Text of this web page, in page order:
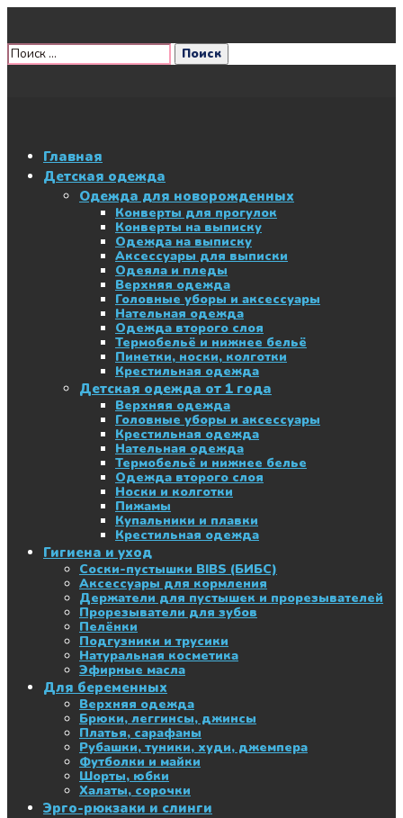
Главная
Детская одежда
Одежда для новорожденных
Конверты для прогулок
Конверты на выписку
Одежда на выписку
Аксессуары для выписки
Одеяла и пледы
Верхняя одежда
Головные уборы и аксессуары
Нательная одежда
Одежда второго слоя
Термобельё и нижнее бельё
Пинетки, носки, колготки
Крестильная одежда
Детская одежда от 1 года
Верхняя одежда
Головные уборы и аксессуары
Крестильная одежда
Нательная одежда
Термобельё и нижнее белье
Одежда второго слоя
Носки и колготки
Пижамы
Купальники и плавки
Крестильная одежда
Гигиена и уход
Соски-пустышки BIBS (БИБС)
Аксессуары для кормления
Держатели для пустышек и прорезывателей
Прорезыватели для зубов
Пелёнки
Подгузники и трусики
Натуральная косметика
Эфирные масла
Для беременных
Верхняя одежда
Брюки, леггинсы, джинсы
Платья, сарафаны
Рубашки, туники, худи, джемпера
Футболки и майки
Шорты, юбки
Халаты, сорочки
Эрго-рюкзаки и слинги